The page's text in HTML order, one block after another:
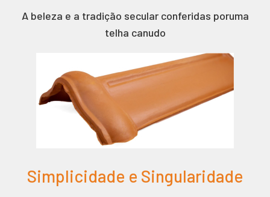
A beleza e a tradição secular conferidas poruma
telha canudo
Simplicidade e Singularidade